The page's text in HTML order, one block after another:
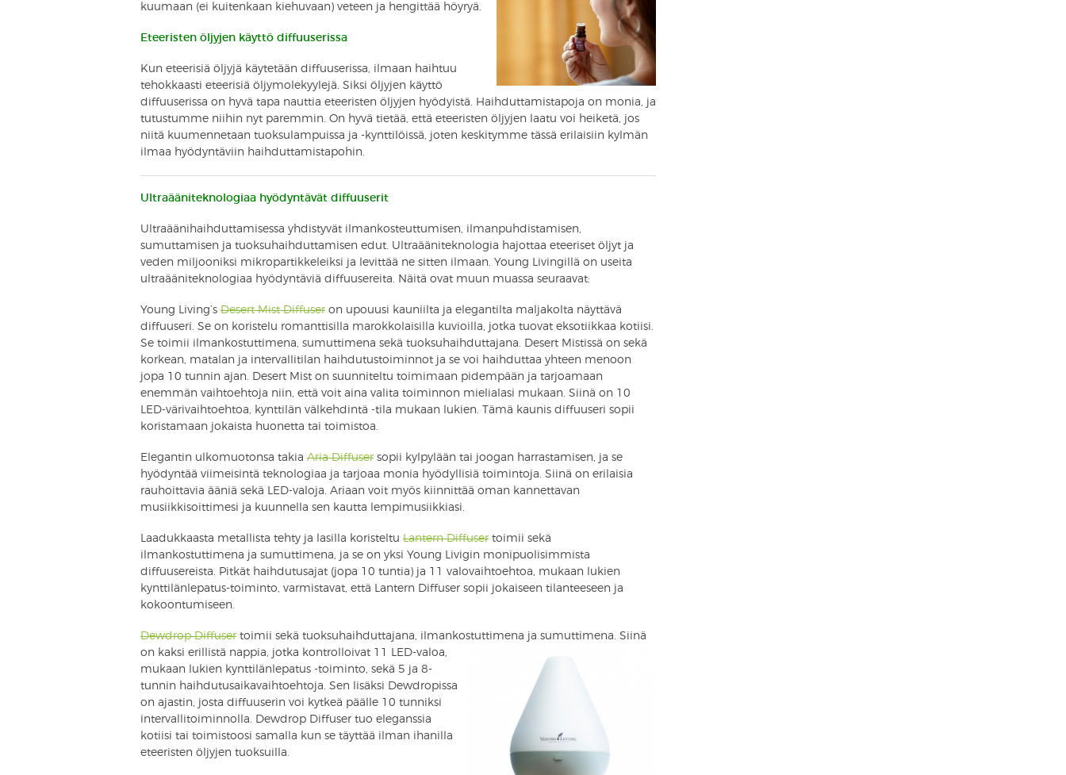
kuumaan (ei kuitenkaan kiehuvaan) veteen ja hengittää höyryä.
Eteeristen öljyjen käyttö diffuuserissa
Kun eteerisiä öljyjä käytetään diffuuserissa, ilmaan haihtuu
tehokkaasti eteerisiä öljymolekyylejä. Siksi öljyjen käyttö
diffuuserissa on hyvä tapa nauttia eteeristen öljyjen hyödyistä. Haihduttamistapoja on monia, ja
tutustumme niihin nyt paremmin. On hyvä tietää, että eteeristen öljyjen laatu voi heiketä, jos
niitä kuumennetaan tuoksulampuissa ja -kynttilöissä, joten keskitymme tässä erilaisiin kylmän
ilmaa hyödyntäviin haihduttamistapohin.
Ultraääniteknologiaa hyödyntävät diffuuserit
Ultraäänihaihduttamisessa yhdistyvät ilmankosteuttumisen, ilmanpuhdistamisen,
sumuttamisen ja tuoksuhaihduttamisen edut. Ultraääniteknologia hajottaa eteeriset öljyt ja
veden miljooniksi mikropartikkeleiksi ja levittää ne sitten ilmaan. Young Livingillä on useita
ultraääniteknologiaa hyödyntäviä diffuusereita. Näitä ovat muun muassa seuraavat:
Young Living’s Desert Mist Diffuser on upouusi kauniilta ja elegantilta maljakolta näyttävä
diffuuseri. Se on koristelu romanttisilla marokkolaisilla kuvioilla, jotka tuovat eksotiikkaa kotiisi.
Se toimii ilmankostuttimena, sumuttimena sekä tuoksuhaihduttajana. Desert Mistissä on sekä
korkean, matalan ja intervallitilan haihdutustoiminnot ja se voi haihduttaa yhteen menoon
jopa 10 tunnin ajan. Desert Mist on suunniteltu toimimaan pidempään ja tarjoamaan
enemmän vaihtoehtoja niin, että voit aina valita toiminnon mielialasi mukaan. Siinä on 10
LED-värivaihtoehtoa, kynttilän välkehdintä -tila mukaan lukien. Tämä kaunis diffuuseri sopii
koristamaan jokaista huonetta tai toimistoa.
Elegantin ulkomuotonsa takia Aria Diffuser sopii kylpylään tai joogan harrastamisen, ja se
hyödyntää viimeisintä teknologiaa ja tarjoaa monia hyödyllisiä toimintoja. Siinä on erilaisia
rauhoittavia ääniä sekä LED-valoja. Ariaan voit myös kiinnittää oman kannettavan
musiikkisoittimesi ja kuunnella sen kautta lempimusiikkiasi.
Laadukkaasta metallista tehty ja lasilla koristeltu Lantern Diffuser toimii sekä
ilmankostuttimena ja sumuttimena, ja se on yksi Young Livigin monipuolisimmista
diffuusereista. Pitkät haihdutusajat (jopa 10 tuntia) ja 11 valovaihtoehtoa, mukaan lukien
kynttilänlepatus-toiminto, varmistavat, että Lantern Diffuser sopii jokaiseen tilanteeseen ja
kokoontumiseen.
Dewdrop Diffuser toimii sekä tuoksuhaihduttajana, ilmankostuttimena ja sumuttimena. Siinä
on kaksi erillistä nappia, jotka kontrolloivat 11 LED-valoa,
mukaan lukien kynttilänlepatus -toiminto, sekä 5 ja 8-
tunnin haihdutusaikavaihtoehtoja. Sen lisäksi Dewdropissa
on ajastin, josta diffuuserin voi kytkeä päälle 10 tunniksi
intervallitoiminnolla. Dewdrop Diffuser tuo eleganssia
kotiisi tai toimistoosi samalla kun se täyttää ilman ihanilla
eteeristen öljyjen tuoksuilla.